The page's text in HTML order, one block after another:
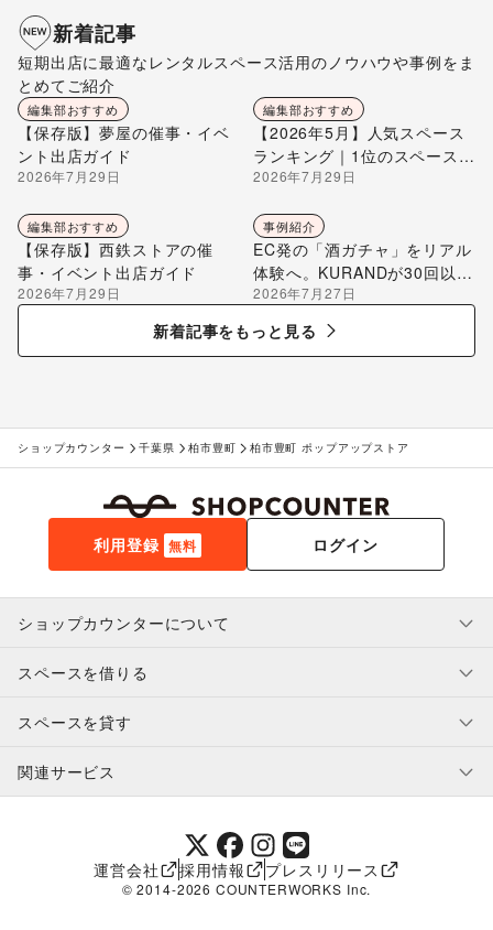
新着記事
短期出店に最適なレンタルスペース活用のノウハウや事例をま
とめてご紹介
編集部おすすめ
【保存版】夢屋の催事・イベ
ント出店ガイド
2026年7月29日
編集部おすすめ
【2026年5月】人気スペース
ランキング｜1位のスペースを
編集部が解説
2026年7月29日
編集部おすすめ
【保存版】西鉄ストアの催
事・イベント出店ガイド
2026年7月29日
事例紹介
EC発の「酒ガチャ」をリアル
体験へ。KURANDが30回以上
のポップアップ出店で届け
る“新しいお酒との出会い”
2026年7月27日
新着記事をもっと見る
ショップカウンター 千葉県 柏市豊町 柏市豊町 ポップアップストア
利用登録 無料 ログイン
ショップカウンターについて
利用規約・ガイドライン
特定商取引法に基づく表示
補償プログラム
スペースを借りる
スペースを借りたい人へ
ユーザー利用規約
提携パートナー
スペースを貸す
スペースを貸したい方へ
オーナー利用規約
関連サービス
SHOPCOUNTER MAGAZINE
ショップカウンターエンタープライズ
ショップカウンター常設
運営会社 採用情報 プレスリリース
© 2014-2026 COUNTERWORKS Inc.